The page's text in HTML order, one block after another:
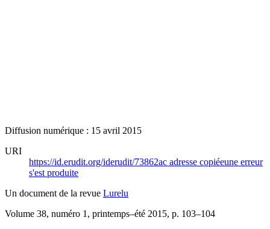
Diffusion numérique : 15 avril 2015
URI
https://id.erudit.org/iderudit/73862ac adresse copiéeune erreur
s'est produite
Un document de la revue Lurelu
Volume 38, numéro 1, printemps–été 2015, p. 103–104